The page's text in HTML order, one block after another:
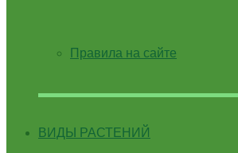
Правила на сайте
ВИДЫ РАСТЕНИЙ